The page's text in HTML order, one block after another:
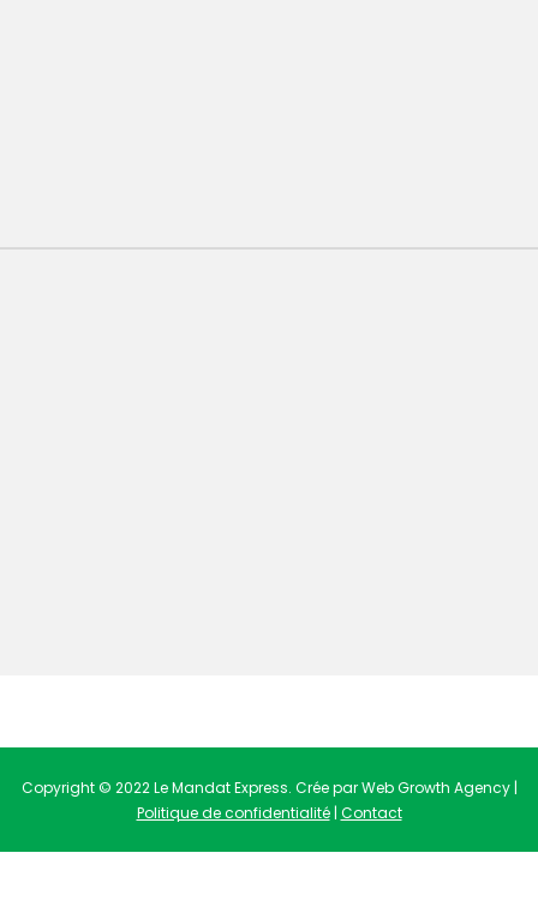
Copyright © 2022 Le Mandat Express. Crée par Web Growth Agency |
Politique de confidentialité| Contact